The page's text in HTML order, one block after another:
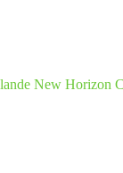
New Horizon